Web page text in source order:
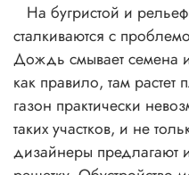
На бугристой и
сталкиваются с
Дождь смывает семена и
как правило, там
газон практически
таких участков, и не
дизайнеры предлагают